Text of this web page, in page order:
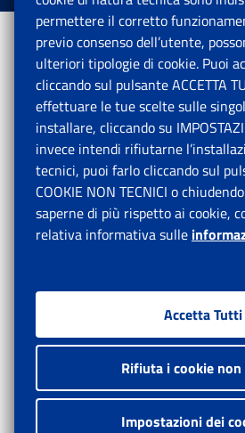
permettere il corretto
previo consenso dell’utente,
ulteriori tipologie di cookie. Puoi
cliccando sul pulsante ACCETTA
effettuare le tue scelte sulle
installare, cliccando su
invece intendi rifiutarne
tecnici, puoi farlo cliccando sul
COOKIE NON TECNICI o
saperne di più rispetto ai cookie,
relativa informativa sulle
Accetta Tutti
Rifiuta i cookie
Impostazioni dei